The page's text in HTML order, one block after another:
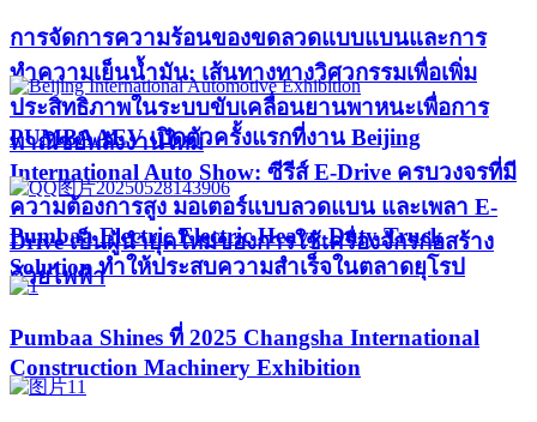
การจัดการความร้อนของขดลวดแบบแบนและการ
ทำความเย็นน้ำมัน: เส้นทางทางวิศวกรรมเพื่อเพิ่ม
ประสิทธิภาพในระบบขับเคลื่อนยานพาหนะเพื่อการ
พาณิชย์พลังงานใหม่
PUMBAAEV เปิดตัวครั้งแรกที่งาน Beijing
International Auto Show: ซีรีส์ E-Drive ครบวงจรที่มี
ความต้องการสูง มอเตอร์แบบลวดแบน และเพลา E-
Drive เป็นผู้นำยุคใหม่ของการใช้เครื่องจักรก่อสร้าง
ด้วยไฟฟ้า
Pumbaa Electric Electric Heavy-Duty Truck
Solution ทำให้ประสบความสำเร็จในตลาดยุโรป
Pumbaa Shines ที่ 2025 Changsha International
Construction Machinery Exhibition